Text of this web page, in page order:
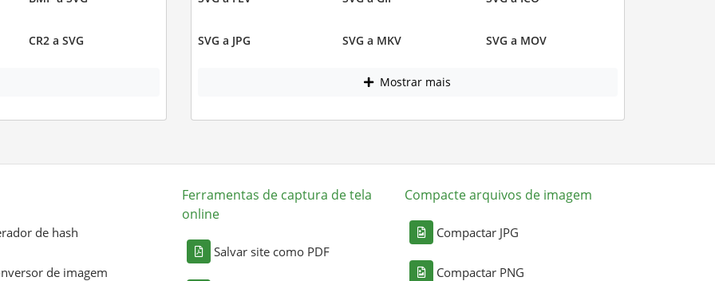
CR2 a SVG SVG a JPG SVG a MKV SVG a MOV
Mostrar mais
de hash
de imagem
Ferramentas de captura de tela
online
Salvar site como PDF
Compacte arquivos de imagem
Compactar JPG
Compactar PNG